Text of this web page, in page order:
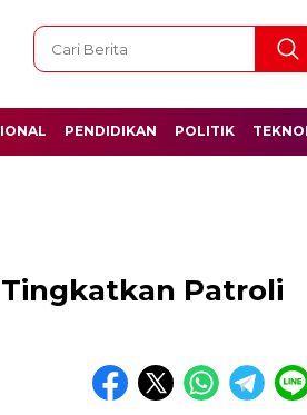
PENDIDIKAN POLITIK
Patroli